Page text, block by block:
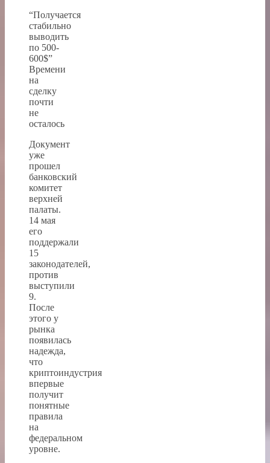
“Получается
стабильно
выводить
по 500-
600$”
Времени
на
сделку
почти
не
осталось
Документ
уже
прошел
банковский
комитет
верхней
палаты.
14 мая
его
поддержали
15
законодателей,
против
выступили
9.
После
этого у
рынка
появилась
надежда,
что
криптоиндустрия
впервые
получит
понятные
правила
на
федеральном
уровне.